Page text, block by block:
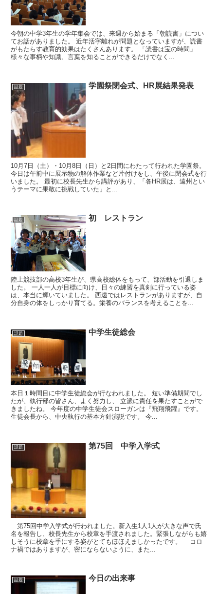
今朝の中学3年生の学年集会では、来週から始まる「朝読書」につい
てお話がありました。 近年活字離れが問題となっていますが、読書
がもたらす教育的効果はたくさんあります。 「読書は宝の時間」
様々な事柄や知識、言葉を知ることができるだけでなく...
話題 学園祭閉会式、HR展結果発表
10月7日（土）・10月8日（日）と2日間にわたって行われた学園祭。
今日は午前中に展示物の解体作業など片付けをし、午後に閉会式を行
いました。 最初に校長先生から講評があり、「各HR展は、遠州とい
うテーマに果敢に挑戦していた」と...
話題 初 レストラン
陸上競技部の高校3年生が、県高校総体をもって、部活動を引退しま
した。 一人一人が目標に向け、日々の練習を真剣に行っている姿
は、本当に輝いていました。 西遠ではレストランがありますが、自
分自身の体をしっかり育てる。栄養のバランスを考えることを...
話題 中学生徒総会
本日１時間目に中学生徒総会が行なわれました。 短い準備期間でし
たが、執行部の皆さん、よく努力し、 立派に責任を果たすことがで
きましたね。 今年度の中学生徒会スローガンは『飛翔飛躍』です。
生徒会長から、中央執行の基本方針演説です。 今...
話題 第75回 中学入学式
第75回中学入学式が行われました。新入生1人1人が大きな声で氏
名を報告し、校長先生から校章を手渡されました。緊張しながらも嬉
しそうに校章を手にする姿がとてもほほえましかったです。 コロ
ナ禍ではありますが、密にならないように、また...
話題 今日の出来事